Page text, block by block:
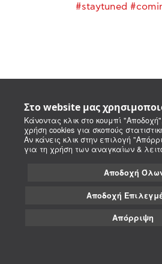
Στο website μας
Κάνοντας κλικ στο κουμπί
χρήση cookies για σκοπούς
Αν κάνεις κλικ στην επιλογή
για τη χρήση των αναγκαίων &
Αποδοχή
Αποδοχή
Απόρριψη
#staytuned